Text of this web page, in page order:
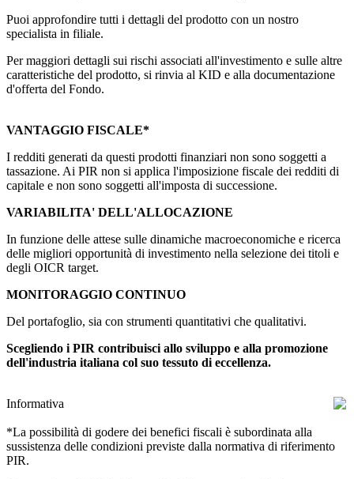
Puoi approfondire tutti i dettagli del prodotto con un nostro
specialista in filiale.
Per maggiori dettagli sui rischi associati all'investimento e sulle altre
caratteristiche del prodotto, si rinvia al KID e alla documentazione
d'offerta del Fondo.
VANTAGGIO FISCALE*
I redditi generati da questi prodotti finanziari non sono soggetti a
tassazione. Ai PIR non si applica l'imposizione fiscale dei redditi di
capitale e non sono soggetti all'imposta di successione.
VARIABILITA' DELL'ALLOCAZIONE
In funzione delle attese sulle dinamiche macroeconomiche e ricerca
delle migliori opportunità di investimento nella selezione dei titoli e
degli OICR target.
MONITORAGGIO CONTINUO
Del portafoglio, sia con strumenti quantitativi che qualitativi.
Scegliendo i PIR contribuisci allo sviluppo e alla promozione
dell'industria italiana col suo tessuto di eccellenza.
Informativa
*La possibilità di godere dei benefici fiscali è subordinata alla
sussistenza delle condizioni previste dalla normativa di riferimento
PIR.